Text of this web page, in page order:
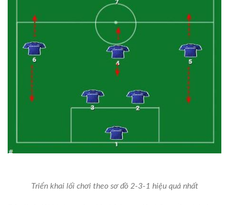
Triển khai lối chơi theo sơ đồ 2-3-1 hiệu quả nhất